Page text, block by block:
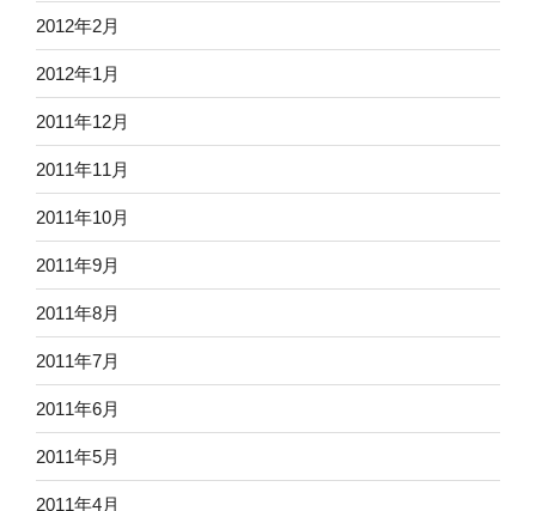
2012年2月
2012年1月
2011年12月
2011年11月
2011年10月
2011年9月
2011年8月
2011年7月
2011年6月
2011年5月
2011年4月